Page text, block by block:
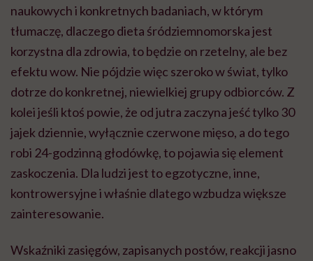
naukowych i konkretnych badaniach, w którym
tłumaczę, dlaczego dieta śródziemnomorska jest
korzystna dla zdrowia, to będzie on rzetelny, ale bez
efektu wow. Nie pójdzie więc szeroko w świat, tylko
dotrze do konkretnej, niewielkiej grupy odbiorców. Z
kolei jeśli ktoś powie, że od jutra zaczyna jeść tylko 30
jajek dziennie, wyłącznie czerwone mięso, a do tego
robi 24-godzinną głodówkę, to pojawia się element
zaskoczenia. Dla ludzi jest to egzotyczne, inne,
kontrowersyjne i właśnie dlatego wzbudza większe
zainteresowanie.
Wskaźniki zasięgów, zapisanych postów, reakcji jasno